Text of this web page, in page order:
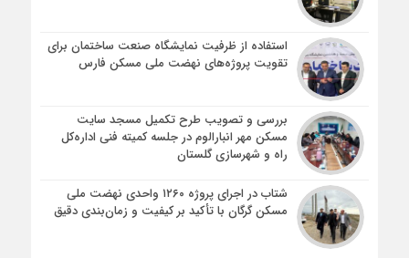
استفاده از ظرفیت نمایشگاه صنعت ساختمان برای
تقویت پروژه‌های نهضت ملی مسکن فارس
بررسی و تصویب طرح تکمیل مسجد سایت
مسکن مهر انبارالوم در جلسه کمیته فنی اداره‌کل
راه و شهرسازی گلستان
شتاب در اجرای پروژه ۱۲۶۰ واحدی نهضت ملی
مسکن گرگان با تأکید بر کیفیت و زمان‌بندی دقیق